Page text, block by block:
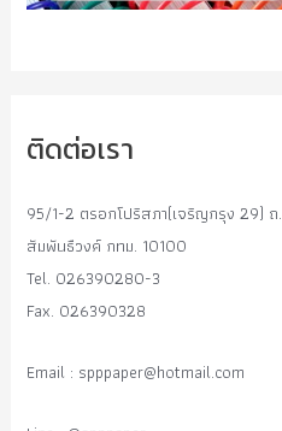
ติดต่อเรา
95/1-2 ตรอกโปริสภา(เจริญกรุง 29)
สัมพันธืวงค์ กทม. 10100
Tel. 026390280-3
Fax. 026390328
Email : spppaper@hotmail.com